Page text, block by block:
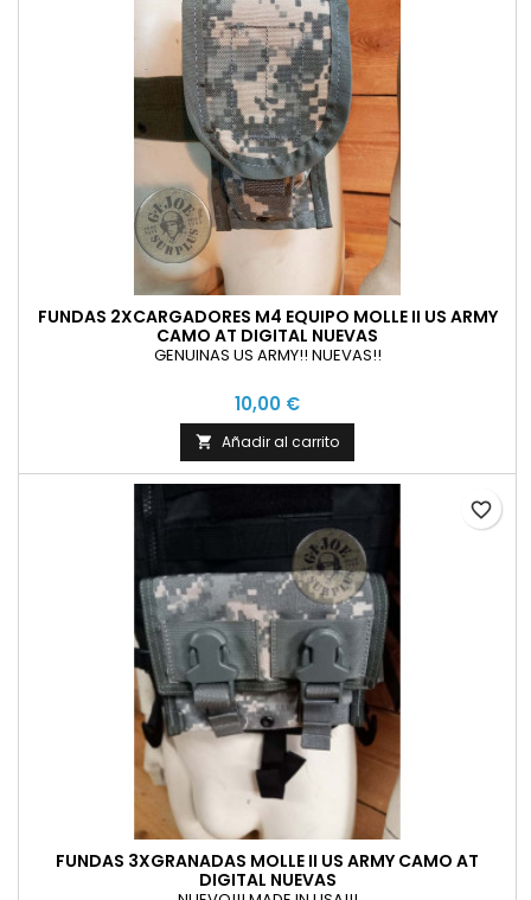
FUNDAS 2XCARGADORES M4 EQUIPO MOLLE II US ARMY
CAMO AT DIGITAL NUEVAS
GENUINAS US ARMY!! NUEVAS!!
10,00 €
 Añadir al carrito
FUNDAS 3XGRANADAS MOLLE II US ARMY CAMO AT
DIGITAL NUEVAS
favorite_border